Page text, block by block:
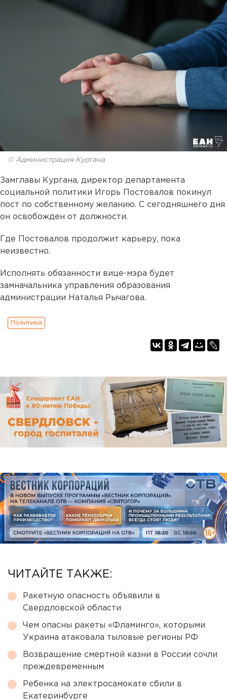
© Администрация Кургана
Замглавы Кургана, директор департамента
социальной политики Игорь Постовалов покинул
пост по собственному желанию. С сегодняшнего дня
он освобожден от должности.
Где Постовалов продолжит карьеру, пока
неизвестно.
Исполнять обязанности вице-мэра будет
замначальника управления образования
администрации Наталья Рычагова.
Политика
ЧИТАЙТЕ ТАКЖЕ:
Ракетную опасность объявили в
Свердловской области
Чем опасны ракеты «Фламинго», которыми
Украина атаковала тыловые регионы РФ
Возвращение смертной казни в России сочли
преждевременным
Ребенка на электросамокате сбили в
Екатеринбурге